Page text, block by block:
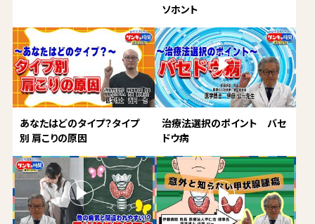
ソホント
あなたはどのタイプ？タイプ
別 肩こりの原因
治療法選択のポイント バセ
ドウ病